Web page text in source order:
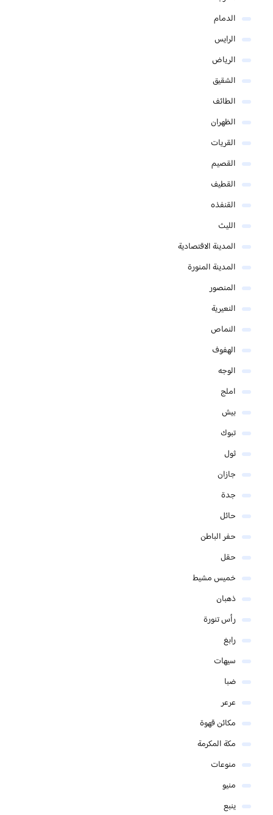
الدمام
الرايس
الرياض
الشقيق
الطائف
الظهران
القريات
القصيم
القطيف
القنفذه
الليث
المدينة الاقتصادية
المدينة المنورة
المنصور
النعيرية
النماص
الهفوف
الوجه
املج
بيش
تبوك
ثول
جازان
جدة
حائل
حفر الباطن
حقل
خميس مشيط
ذهبان
رأس تنورة
رابغ
سيهات
ضبا
عرعر
مكائن قهوة
مكة المكرمة
منوعات
منيو
ينبع